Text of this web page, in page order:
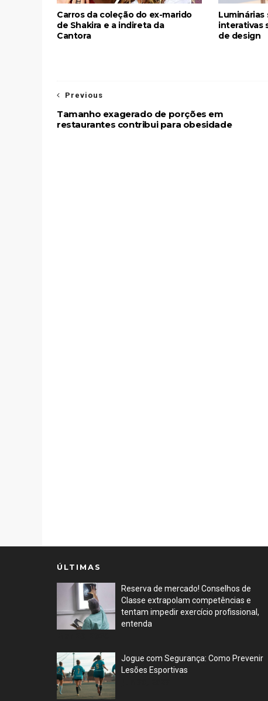
Carros da coleção do ex-marido
de Shakira e a indireta da
Cantora
interativas
de design
Previous
Tamanho exagerado de porções em
restaurantes contribui para obesidade
ÚLTIMAS
Reserva de mercado! Conselhos de
Classe extrapolam competências e
tentam impedir exercício profissional,
entenda
Jogue com Segurança: Como Prevenir
Lesões Esportivas